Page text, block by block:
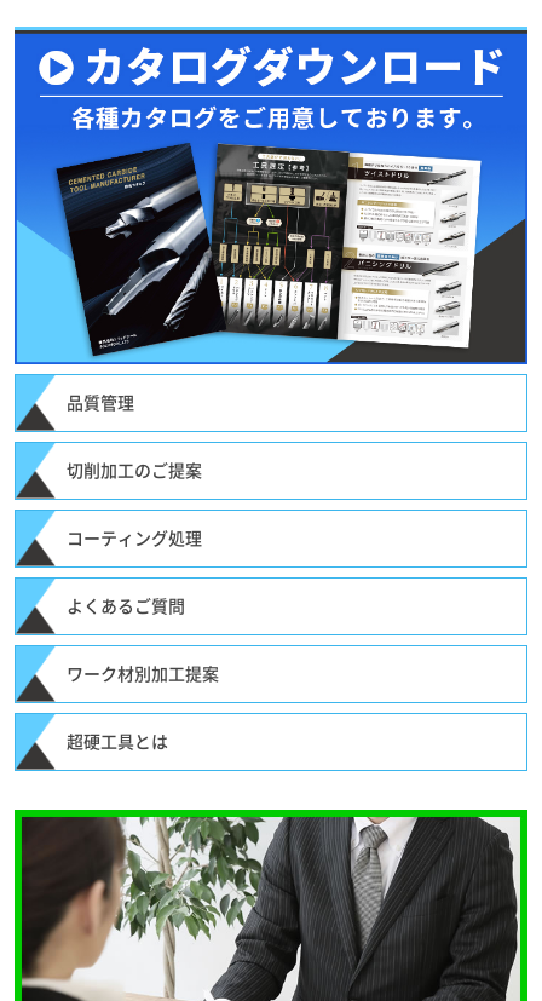
品質管理
切削加工のご提案
コーティング処理
よくあるご質問
ワーク材別加工提案
超硬工具とは